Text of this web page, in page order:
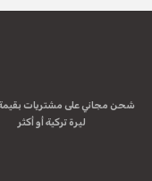
other insufficient
ليرة تركية أو أكثر